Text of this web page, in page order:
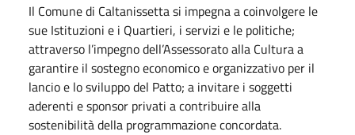
Il Comune di Caltanissetta si impegna a coinvolgere le
sue Istituzioni e i Quartieri, i servizi e le politiche;
attraverso l’impegno dell’Assessorato alla Cultura a
garantire il sostegno economico e organizzativo per il
lancio e lo sviluppo del Patto; a invitare i soggetti
aderenti e sponsor privati a contribuire alla
sostenibilità della programmazione concordata.